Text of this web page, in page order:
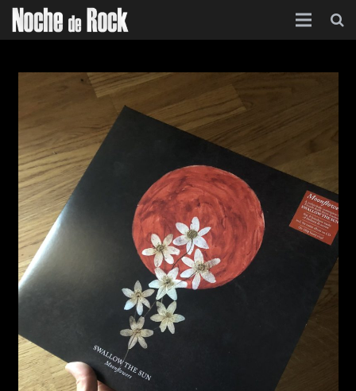
Agenda
Foro
Contacto
Acerca de